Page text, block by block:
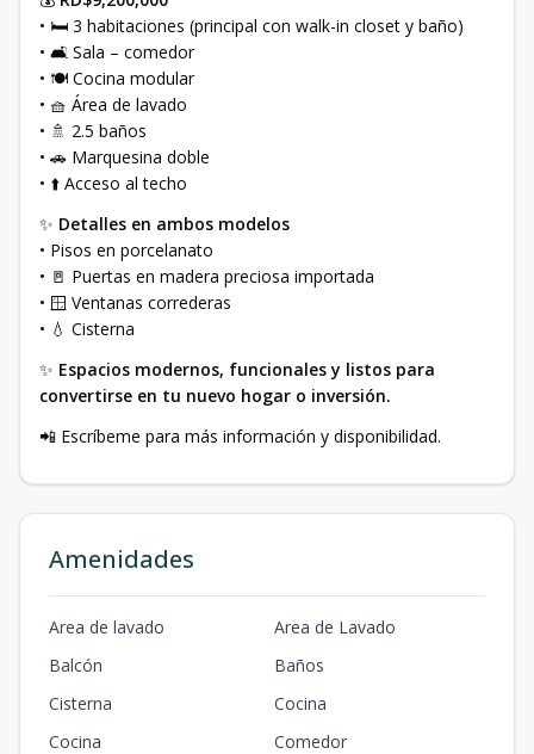
• 🛏️ 3 habitaciones (principal con walk-in closet y baño)
• 🛋️ Sala – comedor
• 🍽️ Cocina modular
• 🧺 Área de lavado
• 🚿 2.5 baños
• 🚗 Marquesina doble
• ⬆️ Acceso al techo
✨ Detalles en ambos modelos
• Pisos en porcelanato
• 🚪 Puertas en madera preciosa importada
• 🪟 Ventanas correderas
• 💧 Cisterna
✨ Espacios modernos, funcionales y listos para
convertirse en tu nuevo hogar o inversión.
📲 Escríbeme para más información y disponibilidad.
Amenidades
Area de lavado
Area de Lavado
Balcón
Baños
Cisterna
Cocina
Cocina
Comedor